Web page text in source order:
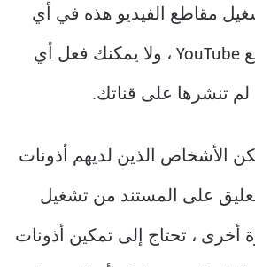
مقاطع الفيديو هذه في أي
مكان باستثناء موقع YouTube ، ولا يمكنك فعل أي
تنشرها على قناتك.
الأشخاص الذين لديهم أذونات
على المستند من تشغيل
أخرى ، تحتاج إلى تمكين أذونات